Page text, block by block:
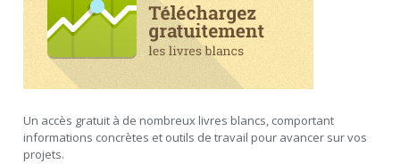
Un accès gratuit à de nombreux livres blancs, comportant
informations concrètes et outils de travail pour avancer sur vos
projets.